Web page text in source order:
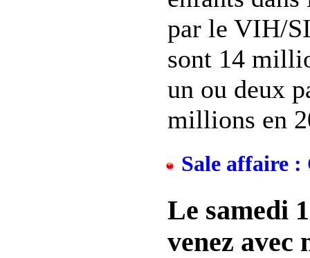
par le VIH/
sont 14
un ou deux
millions en
Sale affaire :
Le samedi
venez avec